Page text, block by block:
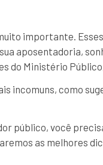
importante.
aposentadoria,
do Ministério
incomuns, como
público, você
as melhores